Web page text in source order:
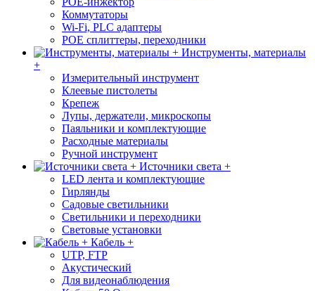
Коммутаторы
Wi-Fi, PLC адаптеры
POE сплиттеры, переходники
Инструменты, материалы
+
Измерительный инструмент
Клеевые пистолеты
Крепеж
Лупы, держатели, микроскопы
Паяльники и комплектующие
Расходные материалы
Ручной инструмент
Источники света +
LED лента и комплектующие
Гирлянды
Садовые светильники
Светильники и переходники
Световые установки
Кабель +
UTP, FTP
Акустический
Для видеонаблюдения